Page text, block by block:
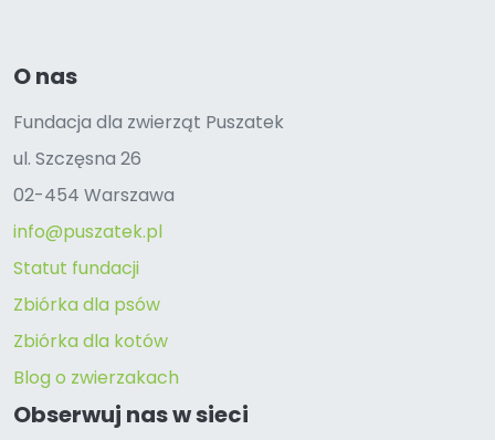
O nas
Fundacja dla zwierząt Puszatek
ul. Szczęsna 26
02-454 Warszawa
info@puszatek.pl
Statut fundacji
Zbiórka dla psów
Zbiórka dla kotów
Blog o zwierzakach
Obserwuj nas w sieci